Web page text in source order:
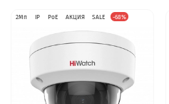
2Мп IP PoE АКЦИЯ SALE -68%